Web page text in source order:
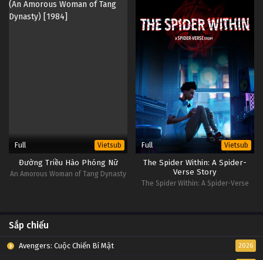
Full Vietsub
Đường Triều Hào Phóng Nữ
An Amorous Woman of Tang Dynasty
Full Vietsub
The Spider Within: A Spider-
Verse Story
The Spider Within: A Spider-Verse
Sắp chiếu
Avengers: Cuộc Chiến Bí Mật 2026